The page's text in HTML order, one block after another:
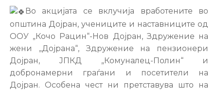
Во акцијата се вклучија вработените во
општина Дојран, учениците и наставниците од
ООУ „Кочо Рацин“-Нов Дојран, Здружение на
жени „Дојрана“, Здружение на пензионери
Дојран, ЈПКД „Комуналец-Полин“ и
добронамерни граѓани и посетители на
Дојран. Особена чест ни претставува што на